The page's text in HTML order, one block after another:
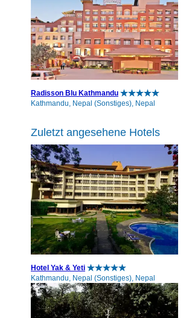
Radisson Blu Kathmandu
Kathmandu, Nepal (Sonstiges), Nepal
Zuletzt angesehene Hotels
Hotel Yak & Yeti
Kathmandu, Nepal (Sonstiges), Nepal